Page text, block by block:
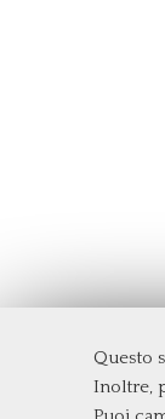
Questo
Inoltre,
Università